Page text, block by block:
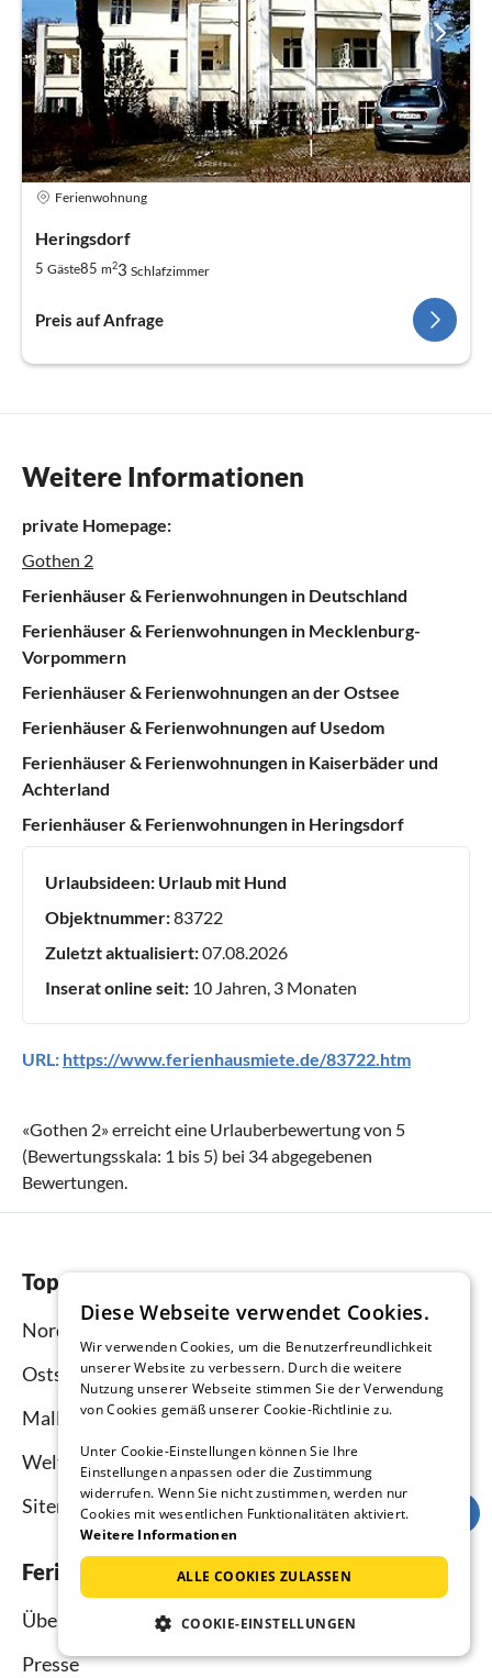
Ferienwohnung
Heringsdorf
5 Gäste85 m23 Schlafzimmer
Preis auf Anfrage
Weitere Informationen
private Homepage:
Gothen 2
Ferienhäuser & Ferienwohnungen in Deutschland
Ferienhäuser & Ferienwohnungen in Mecklenburg-
Vorpommern
Ferienhäuser & Ferienwohnungen an der Ostsee
Ferienhäuser & Ferienwohnungen auf Usedom
Ferienhäuser & Ferienwohnungen in Kaiserbäder und
Achterland
Ferienhäuser & Ferienwohnungen in Heringsdorf
Urlaubsideen: Urlaub mit Hund
Objektnummer:83722
Zuletzt aktualisiert:07.08.2026
Inserat online seit: 10 Jahren, 3 Monaten
URL: https://www.ferienhausmiete.de/83722.htm
«Gothen 2» erreicht eine Urlauberbewertung von 5
(Bewertungsskala: 1 bis 5) bei 34abgegebenen
Bewertungen.
Top-Regionen
Nordsee
Ostsee
Mallorca
Weltweit
Sitemap
Ferienhausmiete.de
Über uns
Presse
Diese Webseite verwendet Cookies.
Wir verwenden Cookies, um die Benutzerfreundlichkeit
unserer Website zu verbessern. Durch die weitere
Nutzung unserer Webseite stimmen Sie der Verwendung
von Cookies gemäß unserer Cookie-Richtlinie zu.
Unter Cookie-Einstellungen können Sie Ihre
Einstellungen anpassen oder die Zustimmung
widerrufen. Wenn Sie nicht zustimmen, werden nur
Cookies mit wesentlichen Funktionalitäten aktiviert.
Weitere Informationen
ALLE COOKIES ZULASSEN
COOKIE-EINSTELLUNGEN